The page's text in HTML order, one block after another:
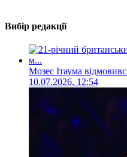
Вибір редакції
Мозес Ітаума
10.07.2026, 12:54